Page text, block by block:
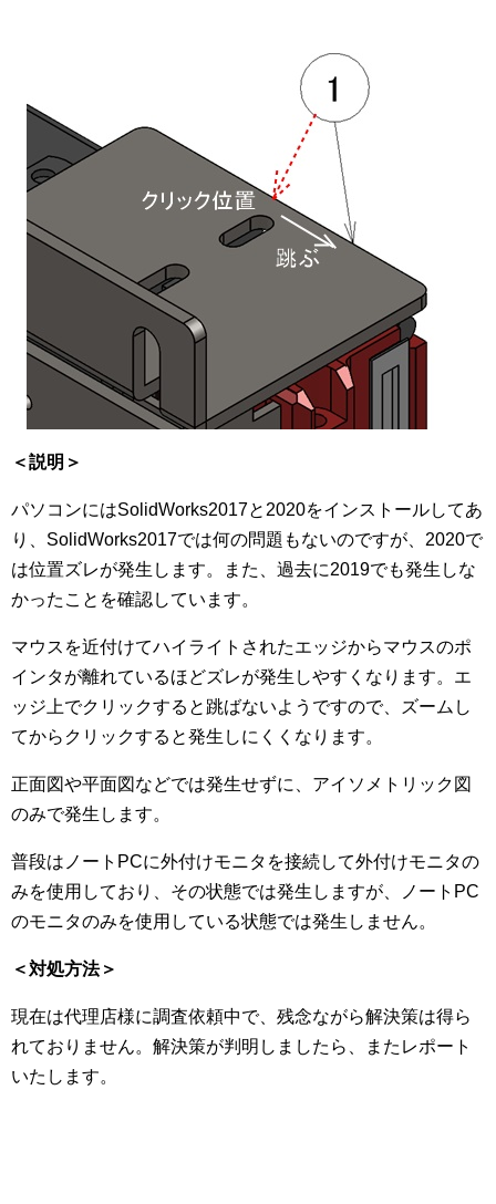
＜説明＞
パソコンにはSolidWorks2017と2020をインストールしてあ
り、SolidWorks2017では何の問題もないのですが、2020で
は位置ズレが発生します。また、過去に2019でも発生しな
かったことを確認しています。
マウスを近付けてハイライトされたエッジからマウスのポ
インタが離れているほどズレが発生しやすくなります。エ
ッジ上でクリックすると跳ばないようですので、ズームし
てからクリックすると発生しにくくなります。
正面図や平面図などでは発生せずに、アイソメトリック図
のみで発生します。
普段はノートPCに外付けモニタを接続して外付けモニタの
みを使用しており、その状態では発生しますが、ノートPC
のモニタのみを使用している状態では発生しません。
＜対処方法＞
現在は代理店様に調査依頼中で、残念ながら解決策は得ら
れておりません。解決策が判明しましたら、またレポート
いたします。